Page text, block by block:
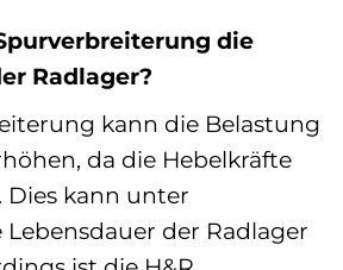
die
Radlager?
kann die Belastung
da die Hebelkräfte
kann unter
der Radlager